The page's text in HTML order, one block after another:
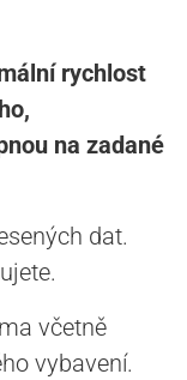
rychlost
na zadané
dat.
včetně
vybavení.